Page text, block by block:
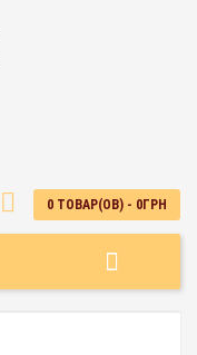
Договор
оферты
0 ТОВАР(ОВ) - 0ГРН